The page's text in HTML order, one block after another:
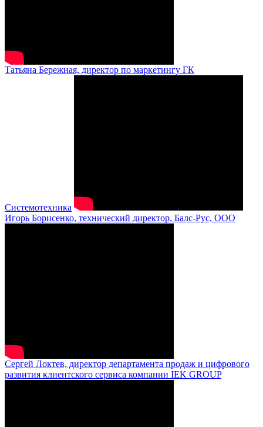
Татьяна Бережная, директор по маркетингу ГК
Системотехника
Игорь Борисенко, технический директор, Балс-Рус, ООО
Сергей Локтев, директор департамента продаж и цифрового
развития клиентского сервиса компании IEK GROUP